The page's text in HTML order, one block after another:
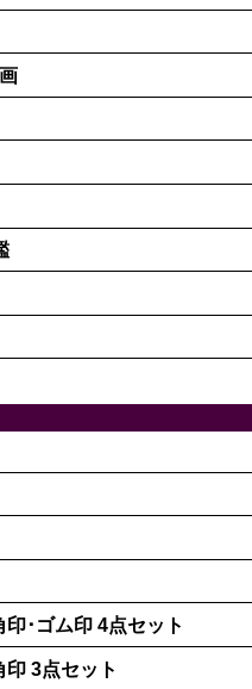
･ゴム印 4点セット
3点セット